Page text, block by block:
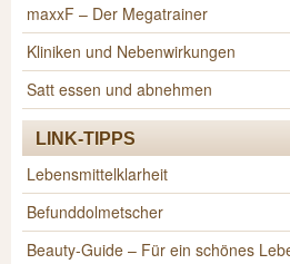
maxxF – Der Megatrainer
Kliniken und Nebenwirkungen
Satt essen und abnehmen
LINK-TIPPS
Lebensmittelklarheit
Befunddolmetscher
Beauty-Guide – Für ein schönes